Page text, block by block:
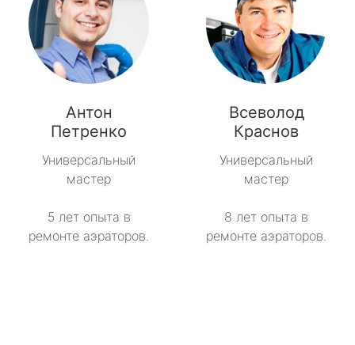
Антон
Петренко
Универсальный
мастер
5 лет опыта в
ремонте аэраторов.
Всеволод
Краснов
Универсальный
мастер
8 лет опыта в
ремонте аэраторов.